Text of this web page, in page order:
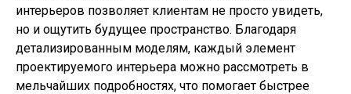
интерьеров позволяет клиентам не просто увидеть,
но и ощутить будущее пространство. Благодаря
детализированным моделям, каждый элемент
проектируемого интерьера можно рассмотреть в
мельчайших подробностях, что помогает быстрее